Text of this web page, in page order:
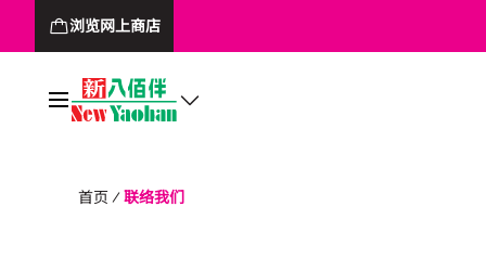
浏览网上商店
首页 联络我们